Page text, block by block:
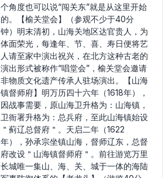
个角度也可以说“闯关东”就是从这里开始
的。【榆关堂会】（参观不少于40分
钟）明末清初，山海关地区达官贵人，为
体面荣光，每逢年、节、喜、寿日便将艺
人请至家中演出祝兴，在北方这种古老的
演出形式被称作“唱堂会”，榆关堂会邀请
非物质文化遗产传承人驻场演出。【山海
镇督师府】明万历四十六年（1618年），
因战事需要，原山海卫升格为：山海镇，
卫衙署升格为：总兵府，至此山海镇始设
＂蓟辽总督府＂。天启二年（1622
年），孙承宗坐镇山海，督师辽东，总督
府改设＂山海镇督师府＂。前往游览万里
长城唯一集山、海、关、城于一体的海陆